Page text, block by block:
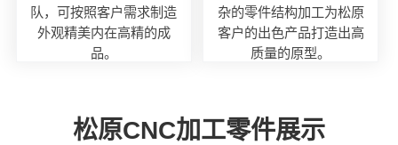
队，可按照客户需求制造
外观精美内在高精的成
品。
杂的零件结构加工为松原
客户的出色产品打造出高
质量的原型。
松原CNC加工零件展示